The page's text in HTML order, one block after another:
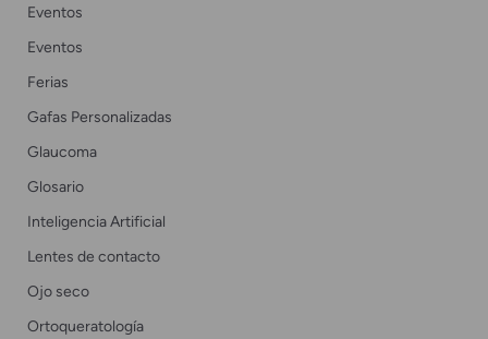
Eventos
Eventos
Ferias
Gafas Personalizadas
Glaucoma
Glosario
Inteligencia Artificial
Lentes de contacto
Ojo seco
Ortoqueratología